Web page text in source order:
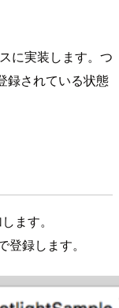
に実装します。つ
録されている状態
ます。
登録します。